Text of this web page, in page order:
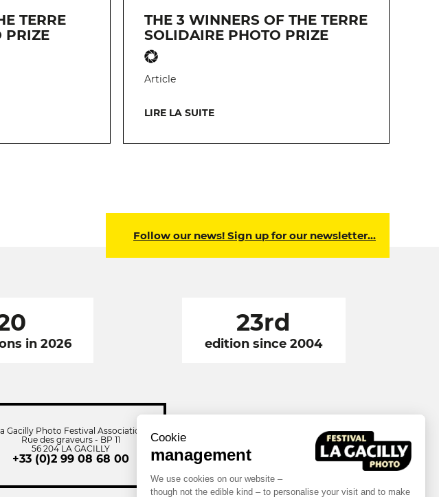
Cookie
management
We use cookies on our website –
though not the edible kind – to personalise your visit and to make
TERRE
PRIZE
THE 3 WINNERS OF THE TERRE
SOLIDAIRE PHOTO PRIZE
Article
LIRE LA SUITE
Follow our news! Sign up for our newsletter…
in 2026
23rd
edition since 2004
Gacilly Photo Festival Association
Rue des graveurs - BP 11
56 204 LA GACILLY
+33 (0)2 99 08 68 00